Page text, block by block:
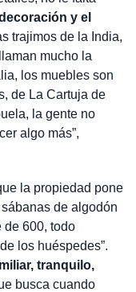
y el
trajimos de la India,
mucho la
los muebles son
de La Cartuja de
la gente no
algo más”,
la propiedad pone
de algodón
de 600, todo
los huéspedes”.
tranquilo,
busca cuando